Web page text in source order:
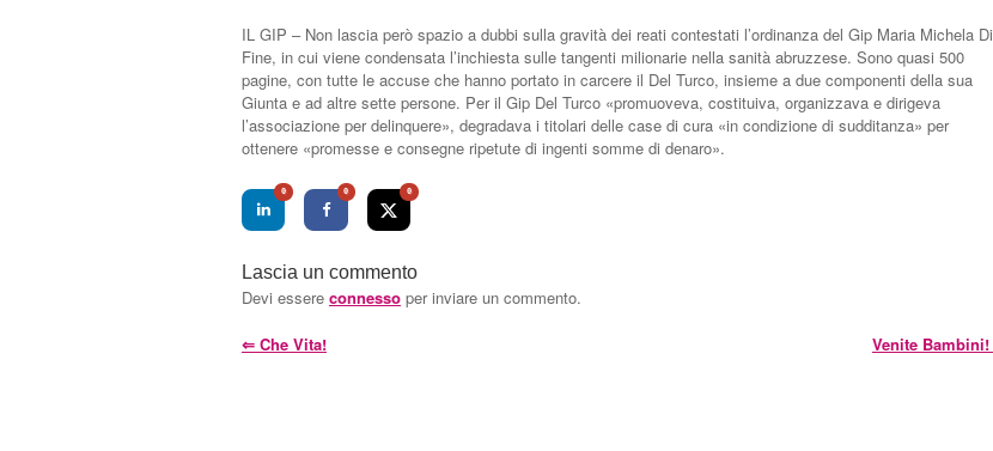
IL GIP – Non lascia però spazio a dubbi sulla gravità dei reati contestati l’ordinanza del Gip Maria Michela Di
Fine, in cui viene condensata l’inchiesta sulle tangenti milionarie nella sanità abruzzese. Sono quasi 500
pagine, con tutte le accuse che hanno portato in carcere il Del Turco, insieme a due componenti della sua
Giunta e ad altre sette persone. Per il Gip Del Turco «promuoveva, costituiva, organizzava e dirigeva
l’associazione per delinquere», degradava i titolari delle case di cura «in condizione di sudditanza» per
ottenere «promesse e consegne ripetute di ingenti somme di denaro».
0 0 0
Lascia un commento
Devi essere connesso per inviare un commento.
⇐ Che Vita! Venite Bambini!